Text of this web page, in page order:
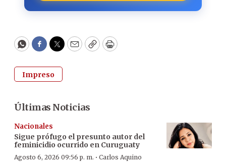
WhatsApp
Facebook
Twitter
EmailCopyPrint
Impreso
Últimas Noticias
Nacionales
Sigue prófugo el presunto autor del
feminicidio ocurrido en Curuguaty
Agosto 6, 2026 09:56 p. m. · Carlos Aquino